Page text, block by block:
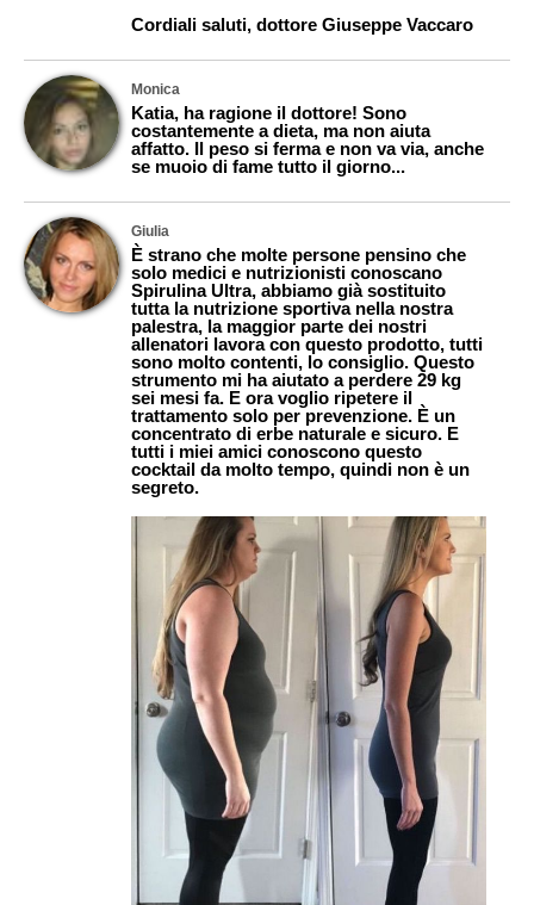
Cordiali saluti, dottore Giuseppe Vaccaro
Monica
Katia, ha ragione il dottore! Sono
costantemente a dieta, ma non aiuta
affatto. Il peso si ferma e non va via, anche
se muoio di fame tutto il giorno...
Giulia
È strano che molte persone pensino che
solo medici e nutrizionisti conoscano
Spirulina Ultra, abbiamo già sostituito
tutta la nutrizione sportiva nella nostra
palestra, la maggior parte dei nostri
allenatori lavora con questo prodotto, tutti
sono molto contenti, lo consiglio. Questo
strumento mi ha aiutato a perdere 29 kg
sei mesi fa. E ora voglio ripetere il
trattamento solo per prevenzione. È un
concentrato di erbe naturale e sicuro. E
tutti i miei amici conoscono questo
cocktail da molto tempo, quindi non è un
segreto.